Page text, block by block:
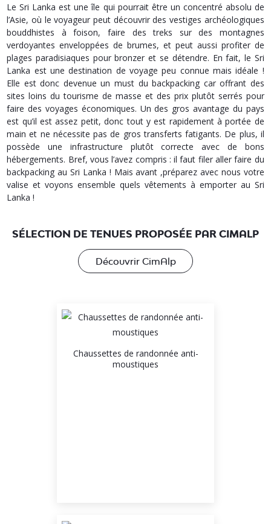
Le Sri Lanka est une île qui pourrait être un concentré absolu de
l’Asie, où le voyageur peut découvrir des vestiges archéologiques
bouddhistes à foison, faire des treks sur des montagnes
verdoyantes enveloppées de brumes, et peut aussi profiter de
plages paradisiaques pour bronzer et se détendre. En fait, le Sri
Lanka est une destination de voyage peu connue mais idéale !
Elle est donc devenue un must du backpacking car offrant des
sites loins du tourisme de masse et des prix plutôt serrés pour
faire des voyages économiques. Un des gros avantage du pays
est qu’il est assez petit, donc tout y est rapidement à portée de
main et ne nécessite pas de gros transferts fatigants. De plus, il
possède une infrastructure plutôt correcte avec de bons
hébergements. Bref, vous l’avez compris : il faut filer aller faire du
backpacking au Sri Lanka ! Mais avant ,préparez avec nous votre
valise et voyons ensemble quels vêtements à emporter au Sri
Lanka !
SÉLECTION DE TENUES PROPOSÉE PAR CIMALP
Découvrir CimAlp
Chaussettes de randonnée anti-
moustiques